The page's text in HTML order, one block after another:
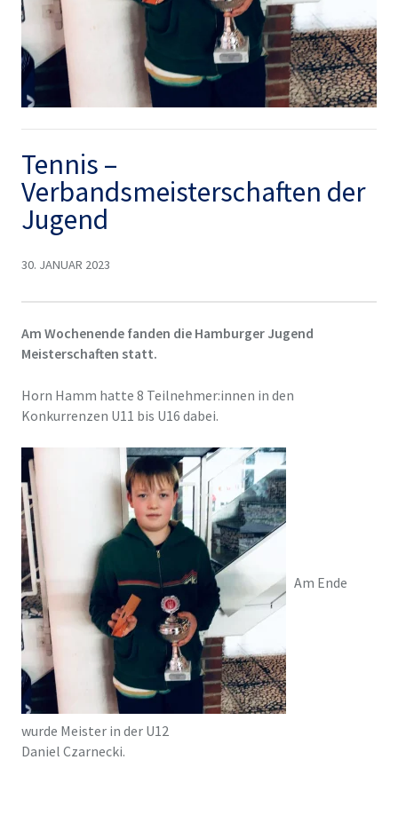
Tennis –
Verbandsmeisterschaften der
Jugend
30. JANUAR 2023
Am Wochenende fanden die Hamburger Jugend
Meisterschaften statt.
Horn Hamm hatte 8 Teilnehmer:innen in den
Konkurrenzen U11 bis U16 dabei.
Am Ende
wurde Meister in der U12
Daniel Czarnecki.